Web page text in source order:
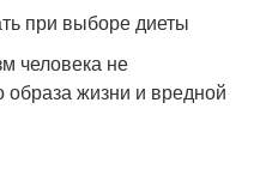
при выборе диеты
человека не
образа жизни и вредной